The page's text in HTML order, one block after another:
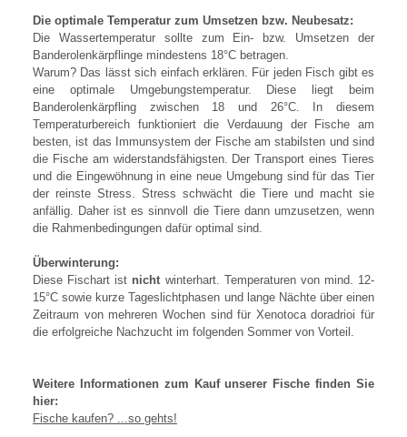
Die optimale Temperatur zum Umsetzen bzw. Neubesatz:
Die Wassertemperatur sollte zum Ein- bzw. Umsetzen der
Banderolenkärpflinge mindestens 18°C betragen.
Warum? Das lässt sich einfach erklären. Für jeden Fisch gibt es
eine optimale Umgebungstemperatur. Diese liegt beim
Banderolenkärpfling zwischen 18 und 26°C. In diesem
Temperaturbereich funktioniert die Verdauung der Fische am
besten, ist das Immunsystem der Fische am stabilsten und sind
die Fische am widerstandsfähigsten. Der Transport eines Tieres
und die Eingewöhnung in eine neue Umgebung sind für das Tier
der reinste Stress. Stress schwächt die Tiere und macht sie
anfällig. Daher ist es sinnvoll die Tiere dann umzusetzen, wenn
die Rahmenbedingungen dafür optimal sind.
Überwinterung:
Diese Fischart ist nicht winterhart. Temperaturen von mind. 12-
15°C sowie kurze Tageslichtphasen und lange Nächte über einen
Zeitraum von mehreren Wochen sind für Xenotoca doradrioi für
die erfolgreiche Nachzucht im folgenden Sommer von Vorteil.
Weitere Informationen zum Kauf unserer Fische finden Sie
hier:
Fische kaufen? ...so gehts!